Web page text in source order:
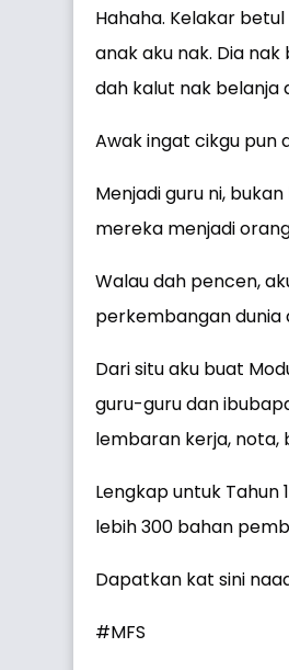
Hahaha. Kelakar
anak aku nak. Dia
dah kalut nak belanja
Awak ingat cikgu pun
Menjadi guru ni,
mereka menjadi
Walau dah pencen,
perkembangan dunia
Dari situ aku buat
guru-guru dan
lembaran kerja, nota,
Lengkap untuk Tahun
lebih 300 bahan
Dapatkan kat sini
#MFS